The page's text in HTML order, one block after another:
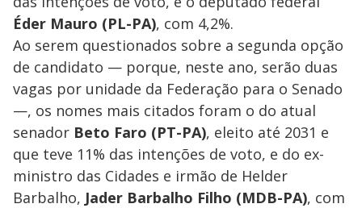
Éder Mauro (PL-PA), com 4,2%.
Ao serem questionados sobre a segunda opção
de candidato — porque, neste ano, serão duas
vagas por unidade da Federação para o Senado
—, os nomes mais citados foram o do atual
senador Beto Faro (PT-PA), eleito até 2031 e
que teve 11% das intenções de voto, e do ex-
ministro das Cidades e irmão de Helder
Barbalho, Jader Barbalho Filho (MDB-PA), com